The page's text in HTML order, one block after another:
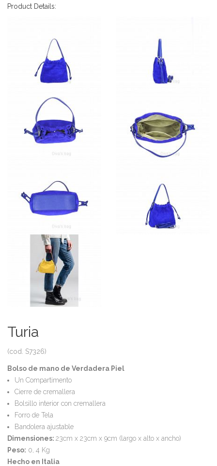
Product Details:
Turia
(cod. S7326)
Bolso de mano de Verdadera Piel
Un Compartimento
Cierre de cremallera
Bolsillo interior con cremallera
Forro de Tela
Bandolera ajustable
Dimensiones: 23cm x 23cm x 9cm (largo x alto x ancho)
Peso: 0, 4 Kg
Hecho en Italia